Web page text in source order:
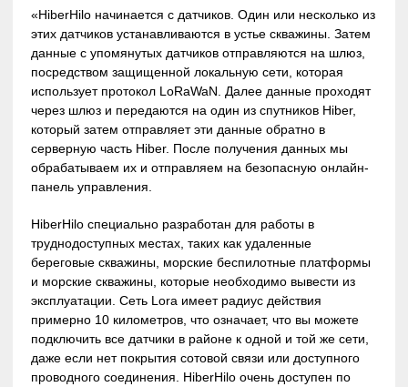
«HiberHilo начинается с датчиков. Один или несколько из
этих датчиков устанавливаются в устье скважины. Затем
данные с упомянутых датчиков отправляются на шлюз,
посредством защищенной локальную сети, которая
использует протокол LoRaWaN. Далее данные проходят
через шлюз и передаются на один из спутников Hiber,
который затем отправляет эти данные обратно в
серверную часть Hiber. После получения данных мы
обрабатываем их и отправляем на безопасную онлайн-
панель управления.
HiberHilo специально разработан для работы в
труднодоступных местах, таких как удаленные
береговые скважины, морские беспилотные платформы
и морские скважины, которые необходимо вывести из
эксплуатации. Сеть Lora имеет радиус действия
примерно 10 километров, что означает, что вы можете
подключить все датчики в районе к одной и той же сети,
даже если нет покрытия сотовой связи или доступного
проводного соединения. HiberHilo очень доступен по